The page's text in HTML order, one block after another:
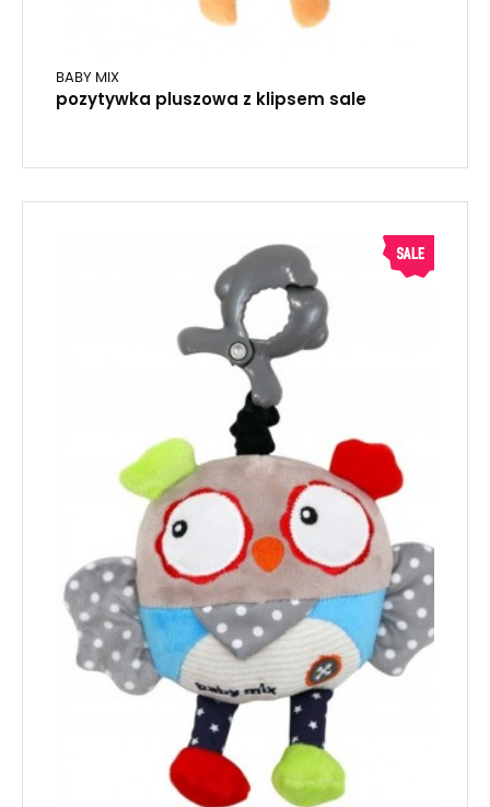
BABY MIX
pozytywka pluszowa z klipsem sale